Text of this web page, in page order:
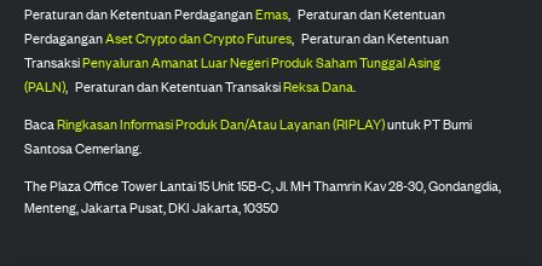
Peraturan dan Ketentuan PerdaganganEmas, Peraturan dan Ketentuan
PerdaganganAset Crypto dan Crypto Futures, Peraturan dan Ketentuan
TransaksiPenyaluran Amanat Luar Negeri Produk Saham Tunggal Asing
(PALN), Peraturan dan Ketentuan TransaksiReksa Dana.
BacaRingkasan Informasi Produk Dan/Atau Layanan (RIPLAY)untuk PT Bumi
Santosa Cemerlang.
The Plaza Office Tower Lantai 15 Unit 15B-C, Jl. MH Thamrin Kav 28-30, Gondangdia,
Menteng, Jakarta Pusat, DKI Jakarta, 10350